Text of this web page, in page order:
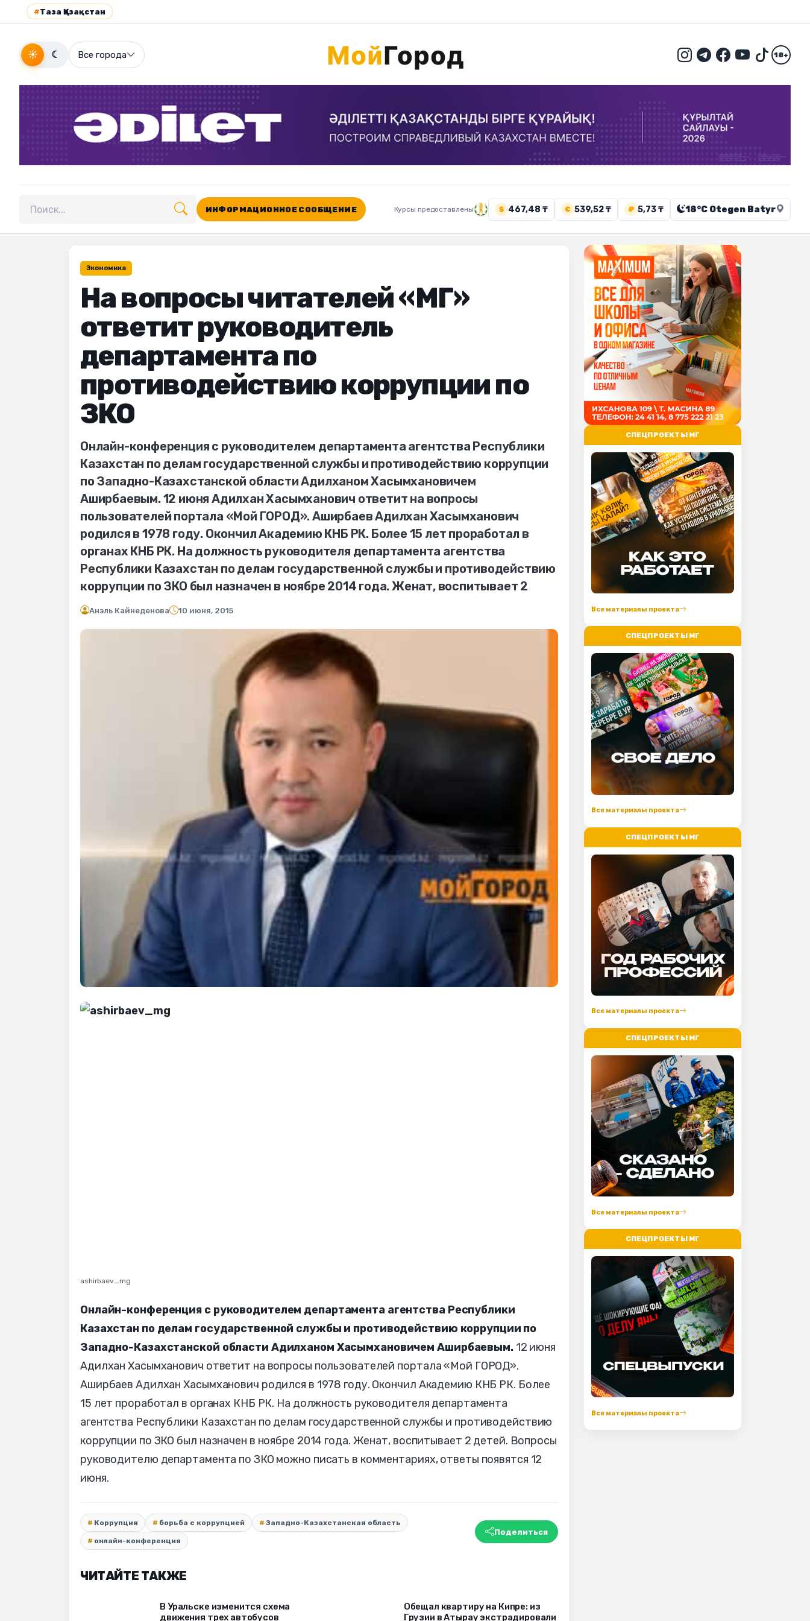
#Таза Қазақстан
☀ ☾ Все города 18+
Поиск по сайту
ИНФОРМАЦИОННОЕ СООБЩЕНИЕ Курсы предоставлены $ 467,48 ₸ € 539,52 ₸ ₽ 5,73 ₸ 18°C Otegen Batyr
Экономика
На вопросы читателей «МГ»
ответит руководитель
департамента по
противодействию коррупции по
ЗКО
Онлайн-конференция с руководителем департамента агентства Республики
Казахстан по делам государственной службы и противодействию коррупции
по Западно-Казахстанской области Адилханом Хасымхановичем
Аширбаевым. 12 июня Адилхан Хасымханович ответит на вопросы
пользователей портала «Мой ГОРОД». Аширбаев Адилхан Хасымханович
родился в 1978 году. Окончил Академию КНБ РК. Более 15 лет проработал в
органах КНБ РК. На должность руководителя департамента агентства
Республики Казахстан по делам государственной службы и противодействию
коррупции по ЗКО был назначен в ноябре 2014 года. Женат, воспитывает 2
Анэль Кайнеденова 10 июня, 2015
ashirbaev_mg
Онлайн-конференция с руководителем департамента агентства Республики
Казахстан по делам государственной службы и противодействию коррупции по
Западно-Казахстанской области Адилханом Хасымхановичем Аширбаевым.12 июня
Адилхан Хасымханович ответит на вопросы пользователей портала «Мой ГОРОД».
Аширбаев Адилхан Хасымханович родился в 1978 году. Окончил Академию КНБ РК. Более
15 лет проработал в органах КНБ РК. На должность руководителя департамента
агентства Республики Казахстан по делам государственной службы и противодействию
коррупции по ЗКО был назначен в ноябре 2014 года. Женат, воспитывает 2 детей. Вопросы
руководителю департамента по ЗКО можно писать в комментариях, ответы появятся 12
июня.
Коррупция борьба с коррупцией Западно-Казахстанская область
онлайн-конференция
Поделиться
ЧИТАЙТЕ ТАКЖЕ
В Уральске изменится схема
движения трех автобусов
Обещал квартиру на Кипре: из
Грузии в Атырау экстрадировали
СПЕЦПРОЕКТЫ МГ
Все материалы проекта
СПЕЦПРОЕКТЫ МГ
Все материалы проекта
СПЕЦПРОЕКТЫ МГ
Все материалы проекта
СПЕЦПРОЕКТЫ МГ
Все материалы проекта
СПЕЦПРОЕКТЫ МГ
Все материалы проекта